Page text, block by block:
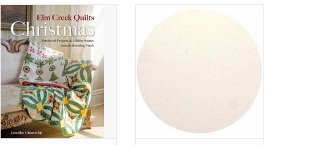
boek met quiltpatronen
TOEVOEGEN AAN WINKELWAGEN
wol vilt
TOEVOEGEN AAN WINKELWAGEN